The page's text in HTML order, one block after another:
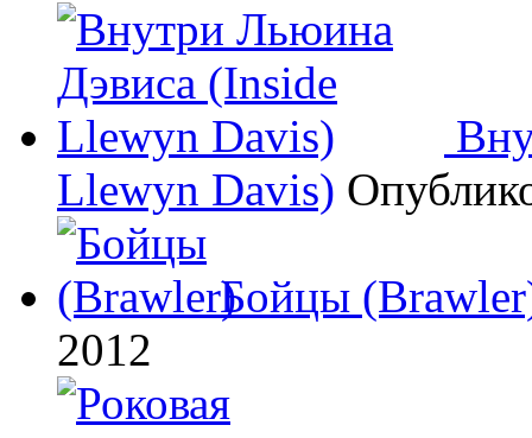
Llewyn Davis)
Бойцы
2012